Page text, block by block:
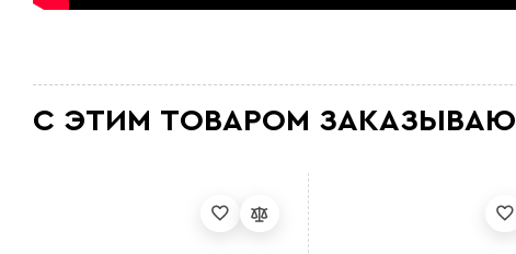
С ЭТИМ ТОВАРОМ